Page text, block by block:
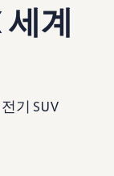
세계
기 SUV